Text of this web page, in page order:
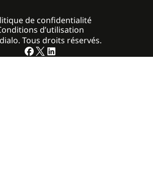
Tous droits réservés.
de confidentialité
d’utilisation